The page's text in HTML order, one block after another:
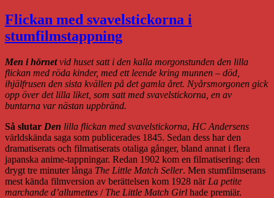
Flickan med svavelstickorna i
stumfilmstappning
Men i hörnetvid huset satt i den kalla morgonstunden den lilla
flickan med röda kinder, med ett leende kring munnen – död,
ihjälfrusen den sista kvällen på det gamla året. Nyårsmorgonen gick
opp över det lilla liket, som satt med svavelstickorna, en av
buntarna var nästan uppbränd.
Så slutar Den lilla flickan med svavelstickorna, HC Andersens
världskända saga som publicerades 1845. Sedan dess har den
dramatiserats och filmatiserats otaliga gånger, bland annat i flera
japanska anime-tappningar. Redan 1902 kom en filmatisering: den
drygt tre minuter långa The Little Match Seller. Men stumfilmserans
mest kända filmversion av berättelsen kom 1928 när La petite
marchande d’allumettes / The Little Match Girl hade premiär.